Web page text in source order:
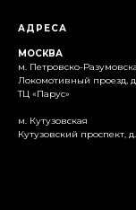
АДРЕСА
МОСКВА
м. Петровско-
Локомотивный проезд,
ТЦ «Парус»
м. Кутузовская
Кутузовский проспект,